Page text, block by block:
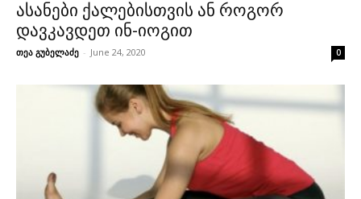
ასანები ქალებისთვის ან როგორ
დავკავდეთ ინ-იოგით
თეა გუბელაძე - June 24, 2020 0